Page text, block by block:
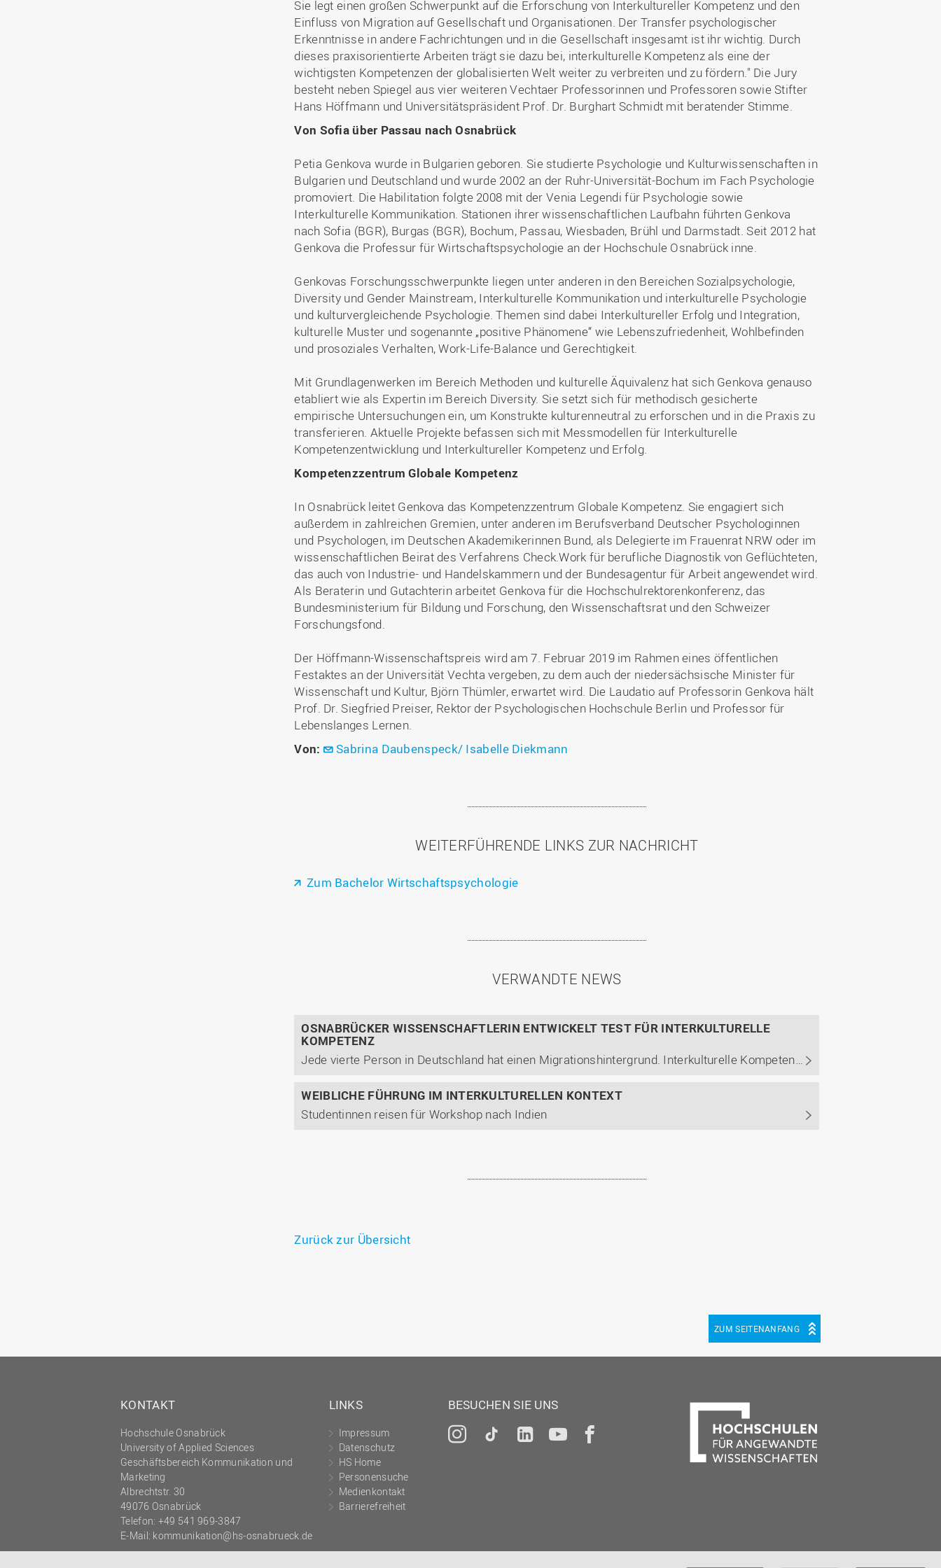
Sie legt einen großen Schwerpunkt auf die Erforschung von Interkultureller Kompetenz und den
Einfluss von Migration auf Gesellschaft und Organisationen. Der Transfer psychologischer
Erkenntnisse in andere Fachrichtungen und in die Gesellschaft insgesamt ist ihr wichtig. Durch
dieses praxisorientierte Arbeiten trägt sie dazu bei, interkulturelle Kompetenz als eine der
wichtigsten Kompetenzen der globalisierten Welt weiter zu verbreiten und zu fördern." Die Jury
besteht neben Spiegel aus vier weiteren Vechtaer Professorinnen und Professoren sowie Stifter
Hans Höffmann und Universitätspräsident Prof. Dr. Burghart Schmidt mit beratender Stimme.
Von Sofia über Passau nach Osnabrück
Petia Genkova wurde in Bulgarien geboren. Sie studierte Psychologie und Kulturwissenschaften in
Bulgarien und Deutschland und wurde 2002 an der Ruhr-Universität-Bochum im Fach Psychologie
promoviert. Die Habilitation folgte 2008 mit der Venia Legendi für Psychologie sowie
Interkulturelle Kommunikation. Stationen ihrer wissenschaftlichen Laufbahn führten Genkova
nach Sofia (BGR), Burgas (BGR), Bochum, Passau, Wiesbaden, Brühl und Darmstadt. Seit 2012 hat
Genkova die Professur für Wirtschaftspsychologie an der Hochschule Osnabrück inne.
Genkovas Forschungsschwerpunkte liegen unter anderen in den Bereichen Sozialpsychologie,
Diversity und Gender Mainstream, Interkulturelle Kommunikation und interkulturelle Psychologie
und kulturvergleichende Psychologie. Themen sind dabei Interkultureller Erfolg und Integration,
kulturelle Muster und sogenannte „positive Phänomene“ wie Lebenszufriedenheit, Wohlbefinden
und prosoziales Verhalten, Work-Life-Balance und Gerechtigkeit.
Mit Grundlagenwerken im Bereich Methoden und kulturelle Äquivalenz hat sich Genkova genauso
etabliert wie als Expertin im Bereich Diversity. Sie setzt sich für methodisch gesicherte
empirische Untersuchungen ein, um Konstrukte kulturenneutral zu erforschen und in die Praxis zu
transferieren. Aktuelle Projekte befassen sich mit Messmodellen für Interkulturelle
Kompetenzentwicklung und Interkultureller Kompetenz und Erfolg.
Kompetenzzentrum Globale Kompetenz
In Osnabrück leitet Genkova das Kompetenzzentrum Globale Kompetenz. Sie engagiert sich
außerdem in zahlreichen Gremien, unter anderen im Berufsverband Deutscher Psychologinnen
und Psychologen, im Deutschen Akademikerinnen Bund, als Delegierte im Frauenrat NRW oder im
wissenschaftlichen Beirat des Verfahrens Check.Work für berufliche Diagnostik von Geflüchteten,
das auch von Industrie- und Handelskammern und der Bundesagentur für Arbeit angewendet wird.
Als Beraterin und Gutachterin arbeitet Genkova für die Hochschulrektorenkonferenz, das
Bundesministerium für Bildung und Forschung, den Wissenschaftsrat und den Schweizer
Forschungsfond.
Der Höffmann-Wissenschaftspreis wird am 7. Februar 2019 im Rahmen eines öffentlichen
Festaktes an der Universität Vechta vergeben, zu dem auch der niedersächsische Minister für
Wissenschaft und Kultur, Björn Thümler, erwartet wird. Die Laudatio auf Professorin Genkova hält
Prof. Dr. Siegfried Preiser, Rektor der Psychologischen Hochschule Berlin und Professor für
Lebenslanges Lernen.
Von:
Sabrina Daubenspeck/ Isabelle Diekmann
WEITERFÜHRENDE LINKS ZUR NACHRICHT
Zum Bachelor Wirtschaftspsychologie
VERWANDTE NEWS
OSNABRÜCKER WISSENSCHAFTLERIN ENTWICKELT TEST FÜR INTERKULTURELLE
KOMPETENZ
Jede vierte Person in Deutschland hat einen Migrationshintergrund. Interkulturelle Kompetenz wird daher zur Schlüsselqualifikation für das Arbeiten und Zusammenleben in Deutschland. Wirtschaftspsychologin Prof. Dr. Petia Genkova von der Hochschule Osnabrück entwickelt eine Open Source Lösung zur ...
WEIBLICHE FÜHRUNG IM INTERKULTURELLEN KONTEXT
Studentinnen reisen für Workshop nach Indien
Zurück zur Übersicht
ZUM SEITENANFANG
KONTAKT
Hochschule Osnabrück
University of Applied Sciences
Geschäftsbereich Kommunikation und
Marketing
Albrechtstr. 30
49076 Osnabrück
Telefon: +49 541 969-3847
E-Mail: kommunikation@hs-osnabrueck.de
LINKS
Impressum
Datenschutz
HS Home
Personensuche
Medienkontakt
Barrierefreiheit
BESUCHEN SIE UNS
Instagram
TiktokLinkedInYouTube